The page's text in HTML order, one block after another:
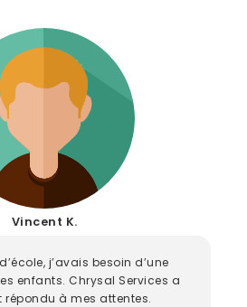
Vincent K.
j’avais besoin d’une
enfants. Chrysal Services a
répondu à mes attentes.